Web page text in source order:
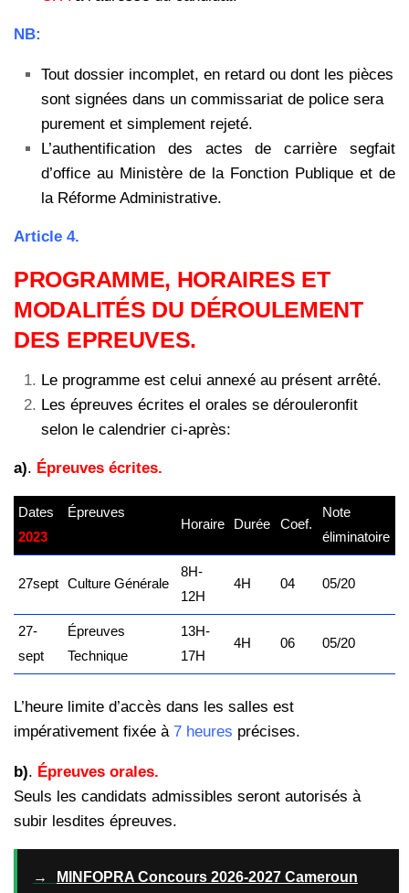
NB:
Tout dossier incomplet, en retard ou dont les pièces
sont signées dans un commissariat de police sera
purement et simplement rejeté.
L’authentification des actes de carrière segfait
d’office au Ministère de la Fonction Publique et de
la Réforme Administrative.
Article 4.
PROGRAMME, HORAIRES ET
MODALITÉS DU DÉROULEMENT
DES EPREUVES.
Le programme est celui annexé au présent arrêté.
Les épreuves écrites el orales se dérouleronfit
selon le calendrier ci-après:
a). Épreuves écrites.
Dates
2023
Épreuves
Horaire Durée Coef.
Note
éliminatoire
27sept Culture Générale
8H-
12H
4H 04 05/20
27-
sept
Épreuves
Technique
13H-
17H
4H 06 05/20
L’heure limite d’accès dans les salles est
impérativement fixée à7 heures précises.
b). Épreuves orales.
Seuls les candidats admissibles seront autorisés à
subir lesdites épreuves.
→
MINFOPRA Concours 2026-2027 Cameroun